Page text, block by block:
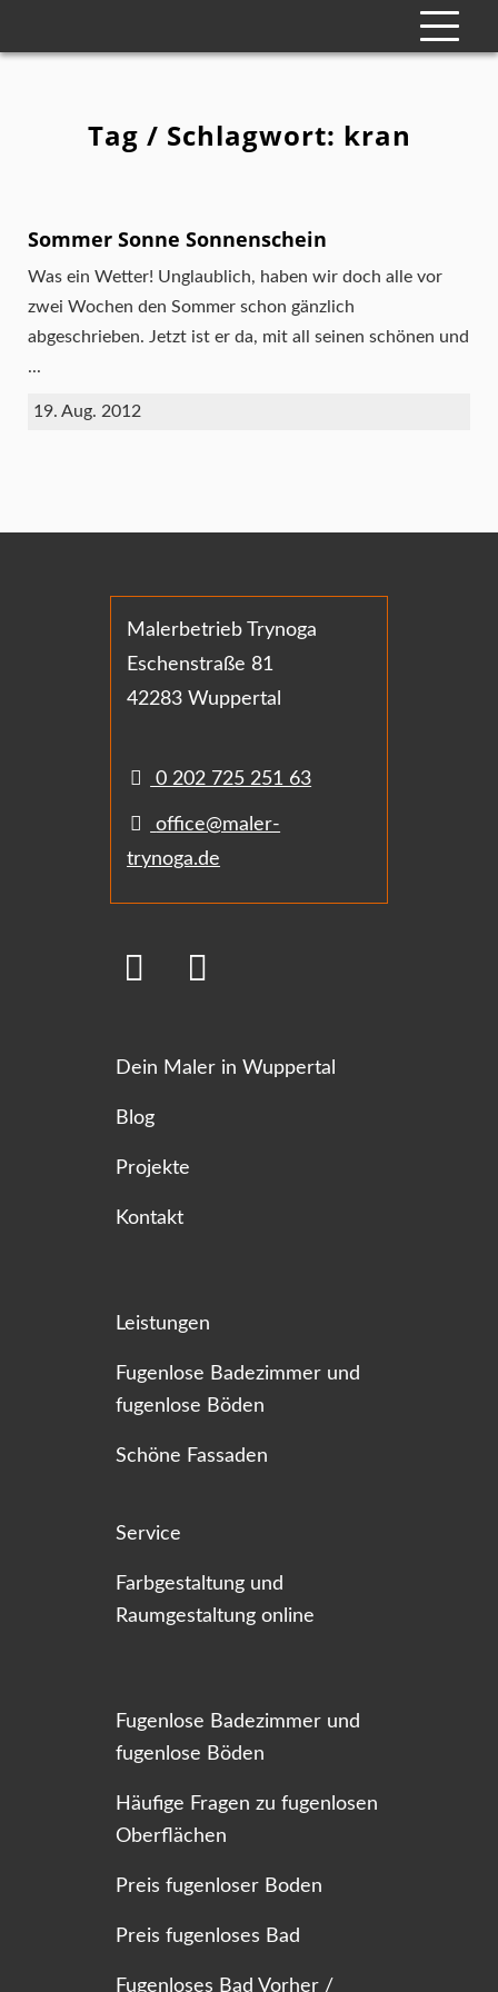
Tag / Schlagwort: kran
Sommer Sonne Sonnenschein
Was ein Wetter! Unglaublich, haben wir doch alle vor
zwei Wochen den Sommer schon gänzlich
abgeschrieben. Jetzt ist er da, mit all seinen schönen und
...
19. Aug. 2012
Malerbetrieb Trynoga
Eschenstraße 81
42283 Wuppertal
0 202 725 251 63
office@maler-
trynoga.de
Dein Maler in Wuppertal
Blog
Projekte
Kontakt
Leistungen
Fugenlose Badezimmer und
fugenlose Böden
Schöne Fassaden
Service
Farbgestaltung und
Raumgestaltung online
Fugenlose Badezimmer und
fugenlose Böden
Häufige Fragen zu fugenlosen
Oberflächen
Preis fugenloser Boden
Preis fugenloses Bad
Fugenloses Bad Vorher /